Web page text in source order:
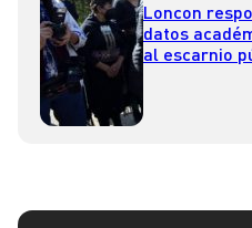
Loncon
datos
al escarnio